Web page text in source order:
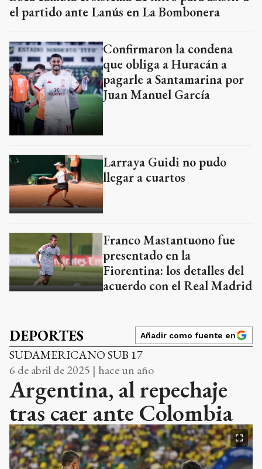
el partido ante Lanús en La Bombonera
Confirmaron la condena
que obliga a Huracán a
pagarle a Santamarina por
Juan Manuel García
Larraya Guidi no pudo
llegar a cuartos
Franco Mastantuono fue
presentado en la
Fiorentina: los detalles del
acuerdo con el Real Madrid
DEPORTES Añadir como fuente en
SUDAMERICANO SUB 17
6 de abril de 2025 | hace un año
Argentina, al repechaje
tras caer ante Colombia